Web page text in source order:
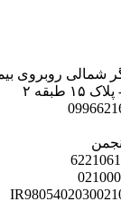
شمالی روبروی
۲